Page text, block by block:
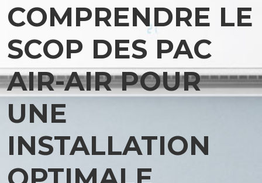
COMPRENDRE LE
SCOP DES PAC
AIR-AIR POUR
UNE
INSTALLATION